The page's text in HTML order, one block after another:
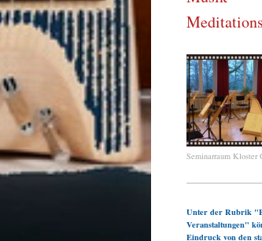
Seminarraum Kloster
Unter der Rubrik
Veranstaltungen"
Eindruck von den